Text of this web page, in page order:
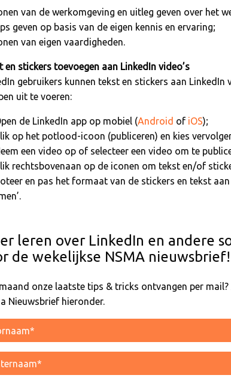
van de werkomgeving en uitleg geven over het
geven op basis van de eigen kennis en ervaring;
van eigen vaardigheden.
en stickers toevoegen aan LinkedIn video’s
gebruikers kunnen tekst en stickers aan
uit te voeren:
de LinkedIn app op mobiel (Android of iOS);
op het potlood-icoon (publiceren) en kies
een video op of selecteer een video om te
rechtsbovenaan op de iconen om tekst en/of
en pas het formaat van de stickers en tekst
leren over LinkedIn en andere
de wekelijkse NSMA nieuwsbrief!
onze laatste tips & tricks ontvangen per
Nieuwsbrief hieronder.